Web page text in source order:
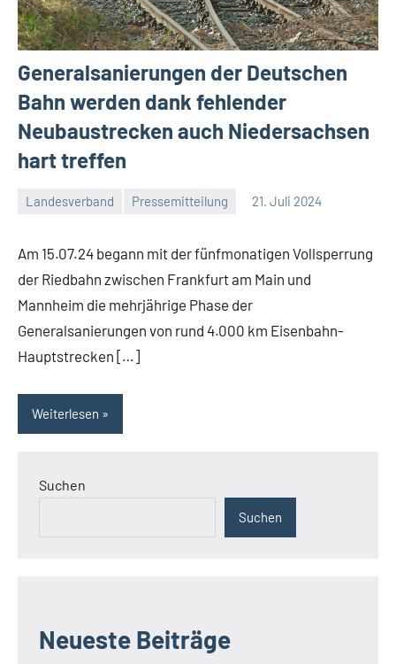
Generalsanierungen der Deutschen
Bahn werden dank fehlender
Neubaustrecken auch Niedersachsen
hart treffen
Landesverband Pressemitteilung 21. Juli 2024
Am 15.07.24 begann mit der fünfmonatigen Vollsperrung
der Riedbahn zwischen Frankfurt am Main und
Mannheim die mehrjährige Phase der
Generalsanierungen von rund 4.000 km Eisenbahn-
Hauptstrecken […]
Weiterlesen
Suchen
Suchen
Neueste Beiträge